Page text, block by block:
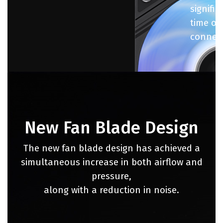
time
New Fan Blade Design
The new fan blade design has achieved a
simultaneous increase in both airflow and
pressure,
along with a reduction in noise.